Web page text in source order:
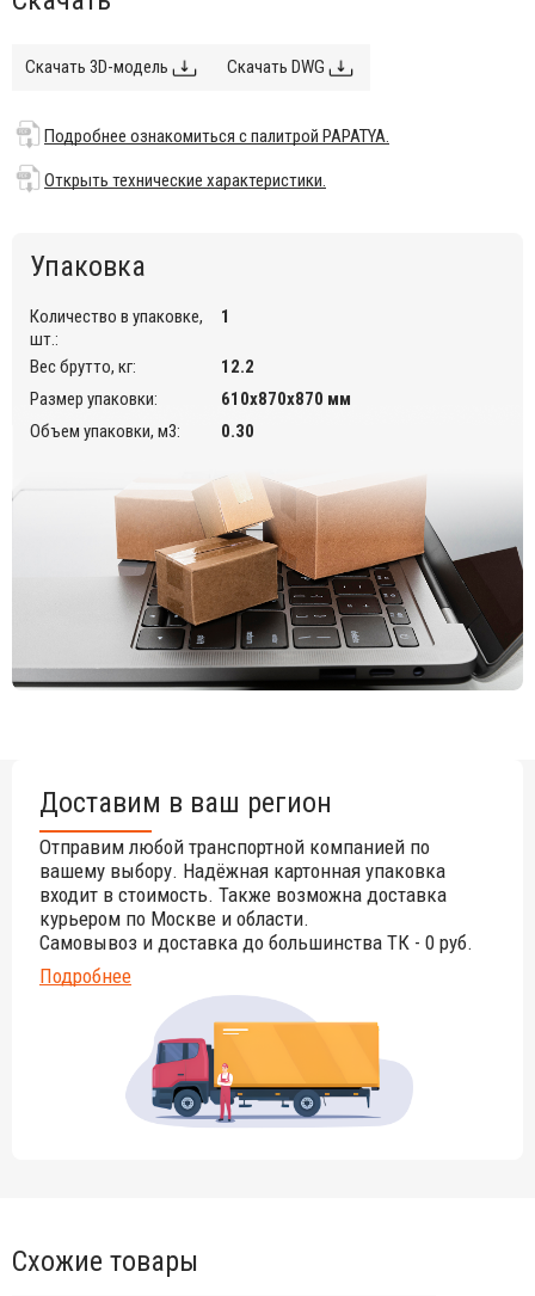
Подробнее ознакомиться с палитрой PAPATYA.
доступна полированная отделка.
Цена на сайте указана за модель с черным основанием и
обивкой категории B (Valencia
возможных вариантов материала и цвета данного изделия
обращайтесь к нашим менеджерам.
Скачать 3D-модель Скачать DWG
Подробнее ознакомиться с палитрой PAPATYA.
Открыть технические характеристики.
Упаковка
Количество в упаковке,
шт.:
1
Вес брутто, кг:
12.2
Размер упаковки:
610х870х870 мм
Объем упаковки, м3:
0.30
Доставим в ваш регион
Отправим любой транспортной компанией по
вашему выбору. Надёжная картонная упаковка
входит в стоимость. Также возможна доставка
курьером по Москве и области.
Самовывоз и доставка до большинства ТК - 0 руб.
Подробнее
Схожие товары